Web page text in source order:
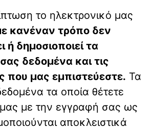
το ηλεκτρονικό μας
κανέναν τρόπο δεν
ή δημοσιοποιεί τα
δεδομένα και τις
που μας εμπιστεύεστε. Τα
τα οποία θέτετε
με την εγγραφή σας ως
αποκλειστικά